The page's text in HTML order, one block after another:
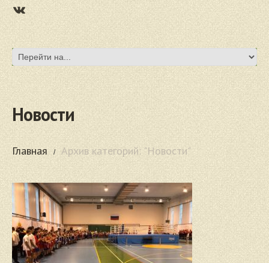
https://vk.com/focuzlarena
Новости
Главная Архив категорий: "Новости"